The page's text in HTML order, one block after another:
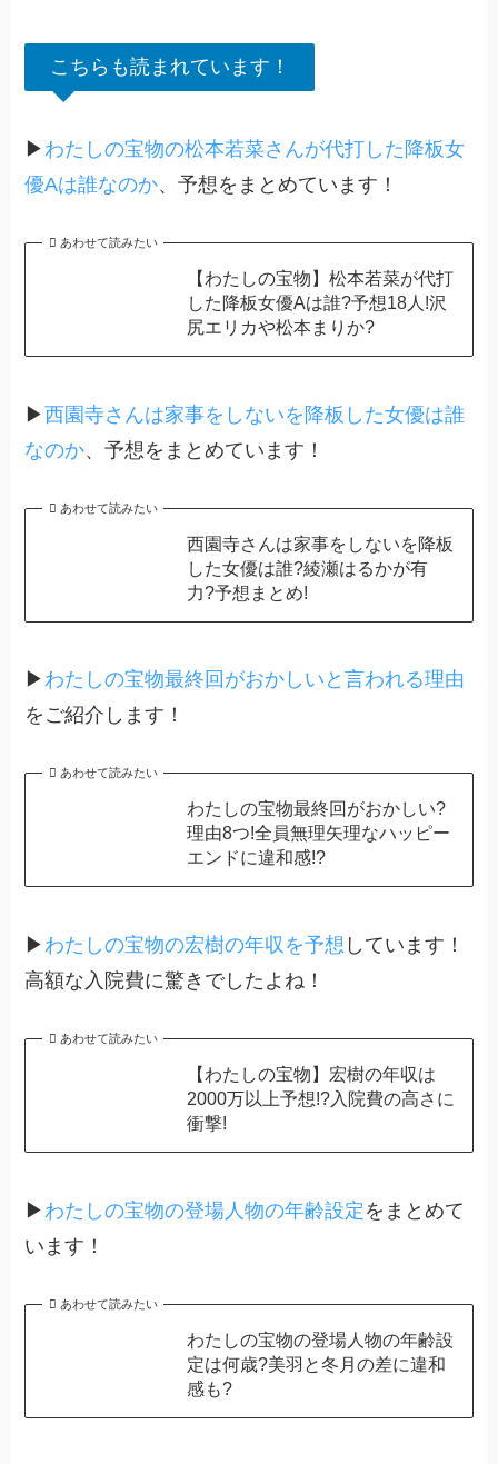
こちらも読まれています！
▶わたしの宝物の松本若菜さんが代打した降板女
優Aは誰なのか、予想をまとめています！
あわせて読みたい
【わたしの宝物】松本若菜が代打
した降板女優Aは誰?予想18人!沢
尻エリカや松本まりか?
▶西園寺さんは家事をしないを降板した女優は誰
なのか、予想をまとめています！
あわせて読みたい
西園寺さんは家事をしないを降板
した女優は誰?綾瀬はるかが有
力?予想まとめ!
▶わたしの宝物最終回がおかしいと言われる理由
をご紹介します！
あわせて読みたい
わたしの宝物最終回がおかしい?
理由8つ!全員無理矢理なハッピー
エンドに違和感!?
▶わたしの宝物の宏樹の年収を予想 しています！
高額な入院費に驚きでしたよね！
あわせて読みたい
【わたしの宝物】宏樹の年収は
2000万以上予想!?入院費の高さに
衝撃!
▶ わたしの宝物の登場人物の年齢設定 をまとめて
います！
あわせて読みたい
わたしの宝物の登場人物の年齢設
定は何歳?美羽と冬月の差に違和
感も?